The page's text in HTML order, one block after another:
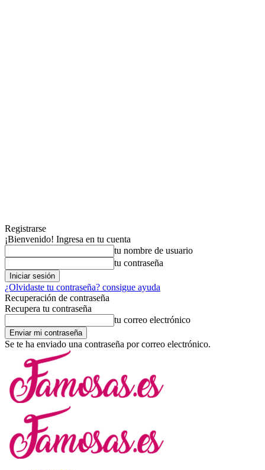
Registrarse
¡Bienvenido! Ingresa en tu cuenta
tu nombre de usuario
tu contraseña
¿Olvidaste tu contraseña? consigue ayuda
Recuperación de contraseña
Recupera tu contraseña
tu correo electrónico
Se te ha enviado una contraseña por correo electrónico.